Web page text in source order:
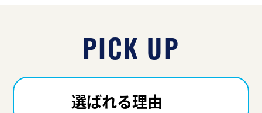
PICK UP
選ばれる理由